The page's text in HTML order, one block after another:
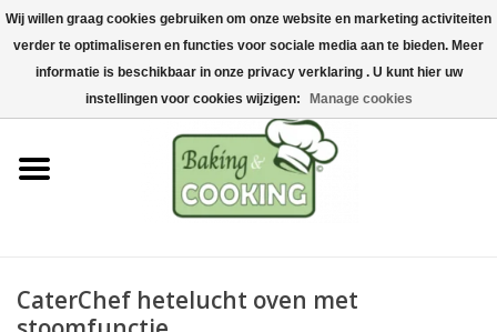
Home
Bak-& kookgerei
Machines & onderdelen
Chocolade & ijsbereiding
CaterChef hetelucht oven met
Wij willen graag cookies gebruiken om onze website en marketing activiteiten
verder te optimaliseren en functies voor sociale media aan te bieden. Meer
informatie is beschikbaar in onze privacy verklaring . U kunt hier uw
instellingen voor cookies wijzigen:
Manage cookies